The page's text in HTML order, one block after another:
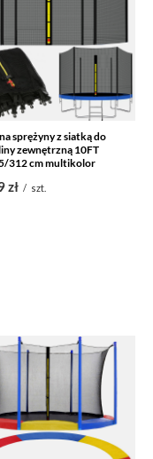
sprężyny z siatką do
zewnętrzną 10FT
312 cm multikolor
zł / szt.